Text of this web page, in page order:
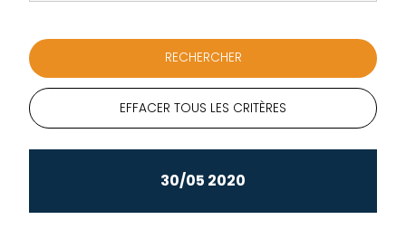
EFFACER TOUS LES CRITÈRES
30/05 2020